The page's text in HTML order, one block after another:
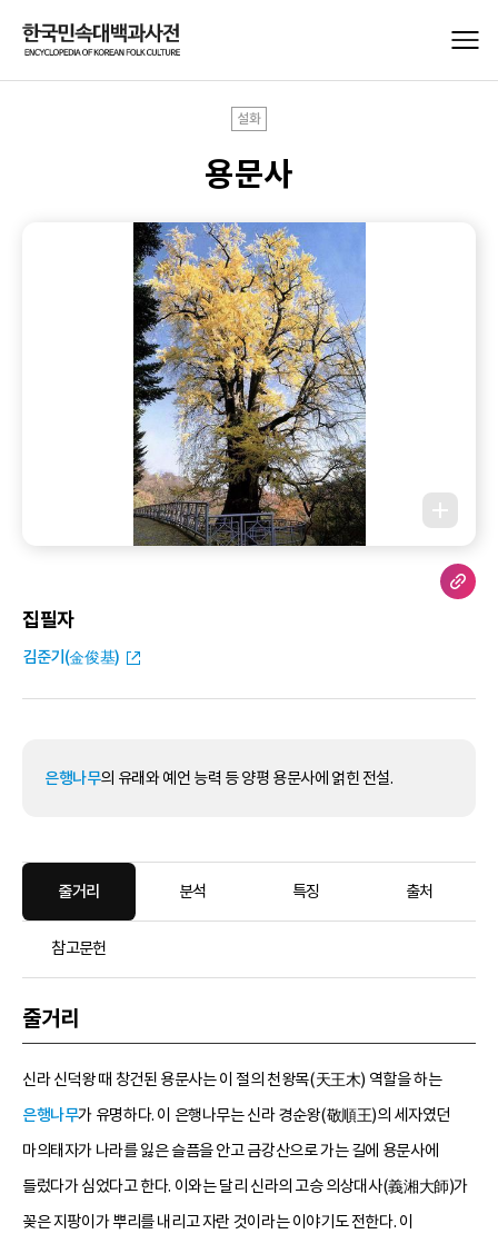
설화
용문사
집필자
김준기(金俊基)
은행나무의 유래와 예언 능력 등 양평 용문사에 얽힌 전설.
줄거리 분석 특징 출처
참고문헌
줄거리
신라 신덕왕 때 창건된 용문사는 이 절의 천왕목(天王木) 역할을 하는
은행나무가 유명하다. 이 은행나무는 신라 경순왕(敬順王)의 세자였던
마의태자가 나라를 잃은 슬픔을 안고 금강산으로 가는 길에 용문사에
들렀다가 심었다고 한다. 이와는 달리 신라의 고승 의상대사(義湘大師)가
꽂은 지팡이가 뿌리를 내리고 자란 것이라는 이야기도 전한다. 이